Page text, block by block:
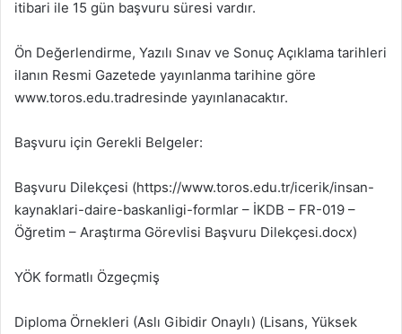
itibari ile 15 gün başvuru süresi vardır.
Ön Değerlendirme, Yazılı Sınav ve Sonuç Açıklama tarihleri
ilanın Resmi Gazetede yayınlanma tarihine göre
www.toros.edu.tradresinde yayınlanacaktır.
Başvuru için Gerekli Belgeler:
Başvuru Dilekçesi (https://www.toros.edu.tr/icerik/insan-
kaynaklari-daire-baskanligi-formlar – İKDB – FR-019 –
Öğretim – Araştırma Görevlisi Başvuru Dilekçesi.docx)
YÖK formatlı Özgeçmiş
Diploma Örnekleri (Aslı Gibidir Onaylı) (Lisans, Yüksek